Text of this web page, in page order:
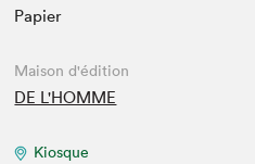
Papier
Maison d'édition
DE L'HOMME
Kiosque